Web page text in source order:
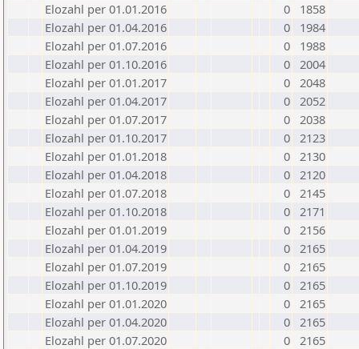
Elozahl per 01.01.2016
0
1858
Elozahl per 01.04.2016
0
1984
Elozahl per 01.07.2016
0
1988
Elozahl per 01.10.2016
0 2004
Elozahl per 01.01.2017
0 2048
Elozahl per 01.04.2017
0 2052
Elozahl per 01.07.2017
0 2038
Elozahl per 01.10.2017
0 2123
Elozahl per 01.01.2018
0 2130
Elozahl per 01.04.2018
0 2120
Elozahl per 01.07.2018
0 2145
Elozahl per 01.10.2018
0 2171
Elozahl per 01.01.2019
0 2156
Elozahl per 01.04.2019
0 2165
Elozahl per 01.07.2019
0 2165
Elozahl per 01.10.2019
0 2165
Elozahl per 01.01.2020
0 2165
Elozahl per 01.04.2020
0 2165
Elozahl per 01.07.2020
0 2165